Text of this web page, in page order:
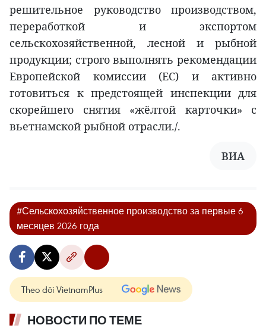
решительное руководство производством,
переработкой и экспортом
сельскохозяйственной, лесной и рыбной
продукции; строго выполнять рекомендации
Европейской комиссии (EC) и активно
готовиться к предстоящей инспекции для
скорейшего снятия «жёлтой карточки» с
вьетнамской рыбной отрасли./.
ВИA
#Сельскохозяйственное производство за первые 6
месяцев 2026 года
Theo dõi VietnamPlus
НОВОСТИ ПО ТЕМЕ